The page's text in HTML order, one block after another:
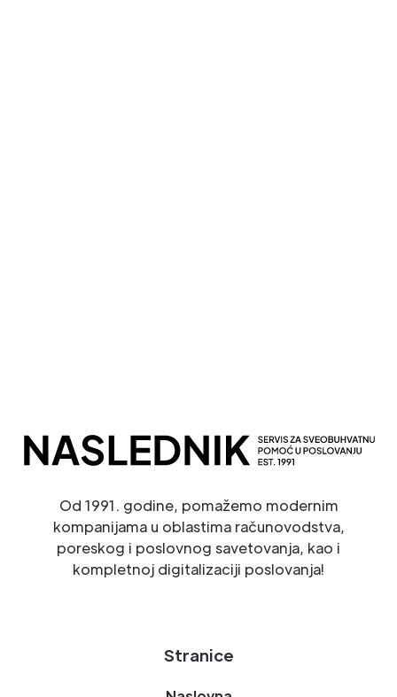
Od 1991. godine, pomažemo modernim
kompanijama u oblastima računovodstva,
poreskog i poslovnog savetovanja, kao i
kompletnoj digitalizaciji poslovanja!
Stranice